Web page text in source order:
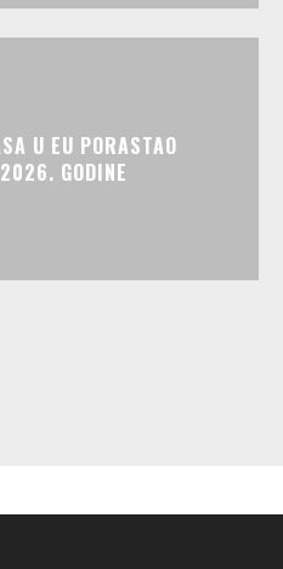
U EU PORASTAO
GODINE